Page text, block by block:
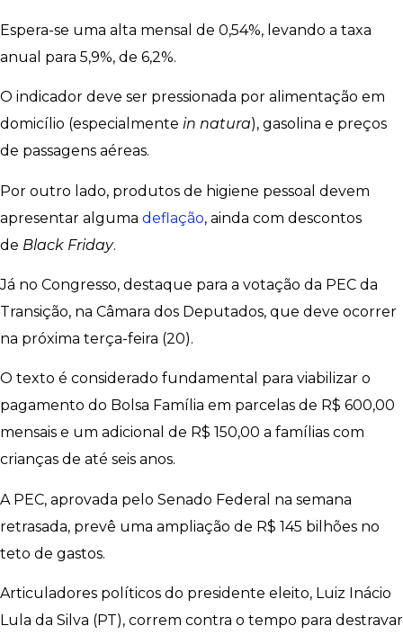
Espera-se uma alta mensal de 0,54%, levando a taxa
anual para 5,9%, de 6,2%.
O indicador deve ser pressionada por alimentação em
domicílio (especialmente in natura), gasolina e preços
de passagens aéreas.
Por outro lado, produtos de higiene pessoal devem
apresentar alguma deflação, ainda com descontos
de Black Friday.
Já no Congresso, destaque para a votação da PEC da
Transição, na Câmara dos Deputados, que deve ocorrer
na próxima terça-feira (20).
O texto é considerado fundamental para viabilizar o
pagamento do Bolsa Família em parcelas de R$ 600,00
mensais e um adicional de R$ 150,00 a famílias com
crianças de até seis anos.
A PEC, aprovada pelo Senado Federal na semana
retrasada, prevê uma ampliação de R$ 145 bilhões no
teto de gastos.
Articuladores políticos do presidente eleito, Luiz Inácio
Lula da Silva (PT), correm contra o tempo para destravar